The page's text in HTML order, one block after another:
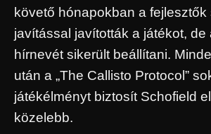
követő hónapokban a fejlesztők
javítással javították a játékot, de
hírnevét sikerült beállítani.
után a „The Callisto Protocol”
játékélményt biztosít Schofield
közelebb.